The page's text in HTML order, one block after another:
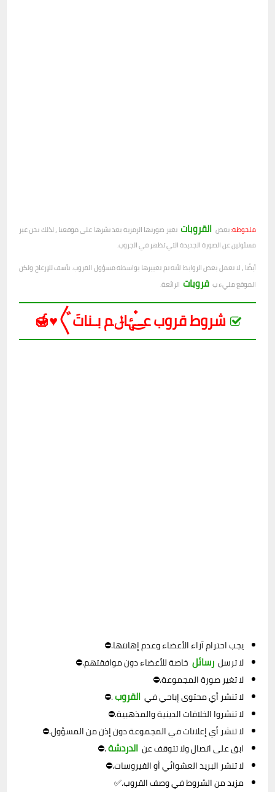
ملحوظة:بعض القروبات تغير صورتها الرمزية بعد نشرها على موقعنا ، لذلك نحن غير
مسئولين عن الصورة الجديدة التي تظهر في الجروب.
أيضًا ، لا تعمل بعض الروابط لأنه تم تغييرها بواسطة مسؤول القروب. نأسف للإزعاج ولكن
الموقع مليء ب قروبات الرائعة.
شروط قروب عـ๋͜‏ـۂاݪم بـناتَ〲♥️🍯
يجب احترام آراء الأعضاء وعدم إهانتها.⛔
لا ترسل رسائل خاصة للأعضاء دون موافقتهم.⛔
لا تغير صورة المجموعة.⛔
لا تنشر أي محتوى إباحي في القروب.⛔
لا تنشروا الخلافات الدينية والمذهبية.⛔
لا تنشر أي إعلانات في المجموعة دون إذن من المسؤول.⛔
ابق على اتصال ولا تتوقف عن الدردشة.⛔
لا تنشر البريد العشوائي أو الفيروسات.⛔
مزيد من الشروط في وصف القروب.✅